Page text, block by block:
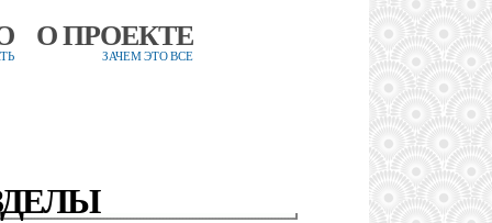
О ПРОЕКТЕ
ЗАЧЕМ ЭТО ВСЕ